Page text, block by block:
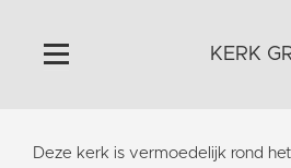
Home
KERK
Deze kerk is vermoedelijk rond